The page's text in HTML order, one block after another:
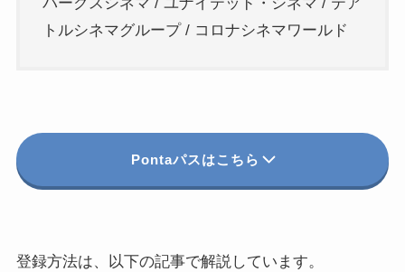
トルシネマグループ / コロナシネマワールド
Pontaパスはこちら
登録方法は、以下の記事で解説しています。